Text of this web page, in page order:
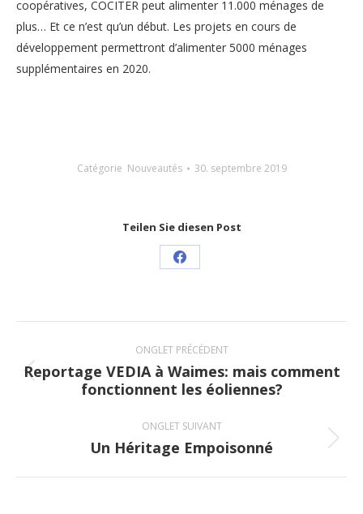
coopératives, COCITER peut alimenter 11.000 ménages de
plus… Et ce n’est qu’un début. Les projets en cours de
développement permettront d’alimenter 5000 ménages
supplémentaires en 2020.
Catégorie Nouveautés 30. septembre 2019
Teilen Sie diesen Post
Share
Facebook
de
commentaire
ONGLET PRÉCÉDENT
Onglet
Reportage VEDIA à Waimes: mais comment
fonctionnent les éoliennes?
ONGLET SUIVANT
Onglet
Un Héritage Empoisonné